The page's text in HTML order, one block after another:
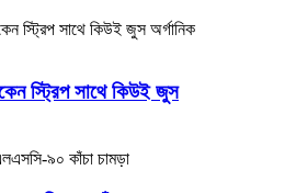
স্ট্রিপ সাথে কিউই জুস